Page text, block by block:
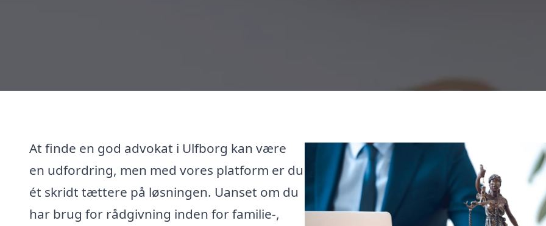
At finde en god advokat i Ulfborg kan være
en udfordring, men med vores platform er du
ét skridt tættere på løsningen. Uanset om du
har brug for rådgivning inden for familie-,